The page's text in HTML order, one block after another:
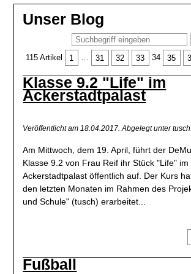
Unser Blog
115 Artikel
1 … 31 32 33 34 35
Klasse 9.2 "Life" im
Ackerstadtpalast
Veröffentlicht am 18.04.2017. Abgelegt unter tusch.
Am Mittwoch, dem 19. April, führt der
Klasse 9.2 von Frau Reif ihr Stück "Life" im
Ackerstadtpalast öffentlich auf. Der Kurs
den letzten Monaten im Rahmen des
und Schule" (tusch) erarbeitet...
Fußball